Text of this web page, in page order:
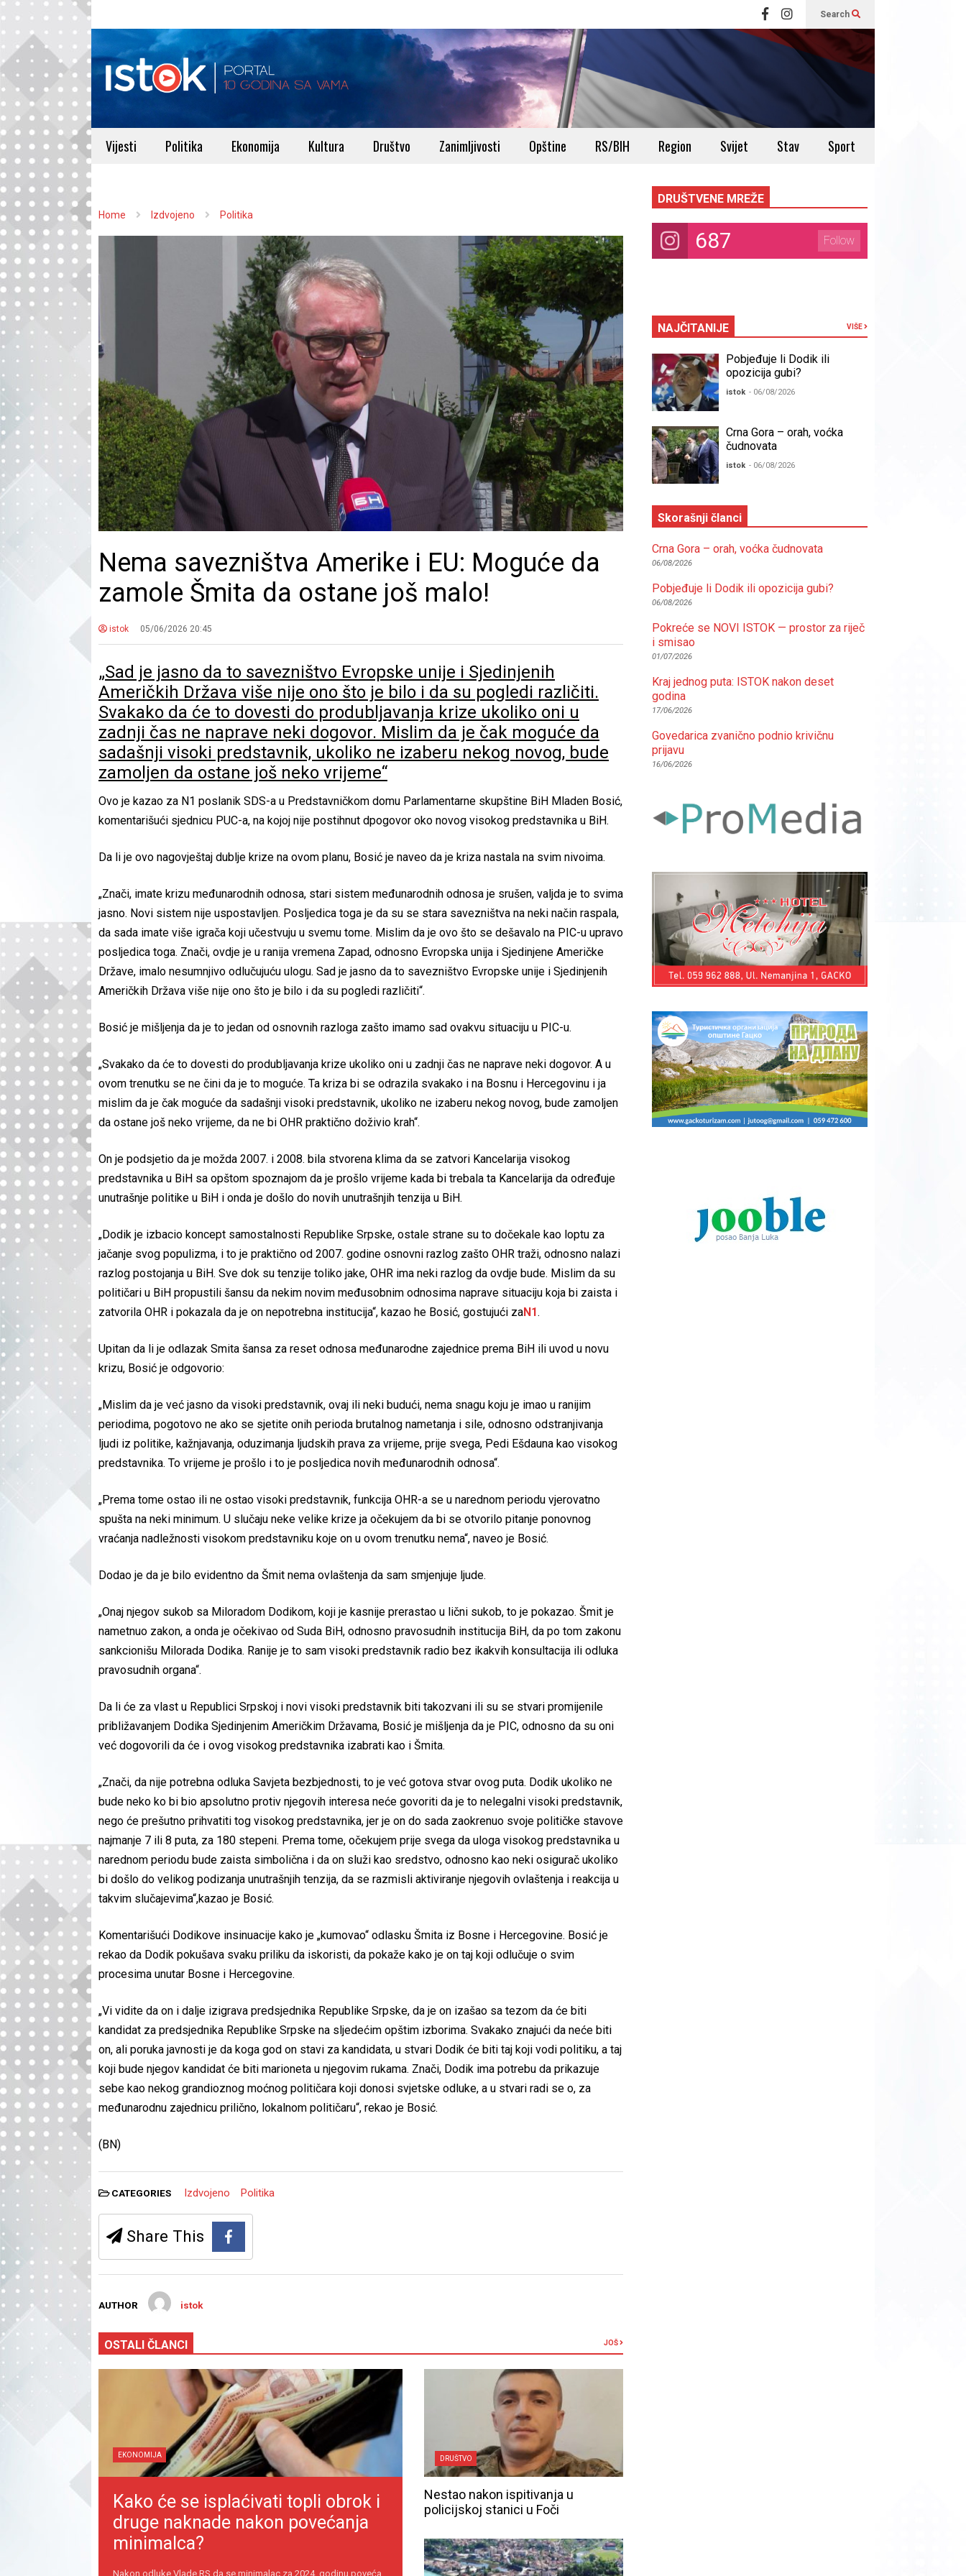
Search
Vijesti Politika Ekonomija Kultura Društvo Zanimljivosti Opštine RS/BIH Region Svijet Stav Sport
Home Izdvojeno Politika
Nema savezništva Amerike i EU: Moguće da
zamole Šmita da ostane još malo!
istok 05/06/2026 20:45
„Sad je jasno da to savezništvo Evropske unije i Sjedinjenih
Američkih Država više nije ono što je bilo i da su pogledi različiti.
Svakako da će to dovesti do produbljavanja krize ukoliko oni u
zadnji čas ne naprave neki dogovor. Mislim da je čak moguće da
sadašnji visoki predstavnik, ukoliko ne izaberu nekog novog, bude
zamoljen da ostane još neko vrijeme“
Ovo je kazao za N1 poslanik SDS-a u Predstavničkom domu Parlamentarne skupštine BiH Mladen Bosić,
komentarišući sjednicu PUC-a, na kojoj nije postihnut dpogovor oko novog visokog predstavnika u BiH.
Da li je ovo nagovještaj dublje krize na ovom planu, Bosić je naveo da je kriza nastala na svim nivoima.
„Znači, imate krizu međunarodnih odnosa, stari sistem međunarodnih odnosa je srušen, valjda je to svima
jasno. Novi sistem nije uspostavljen. Posljedica toga je da su se stara savezništva na neki način raspala,
da sada imate više igrača koji učestvuju u svemu tome. Mislim da je ovo što se dešavalo na PIC-u upravo
posljedica toga. Znači, ovdje je u ranija vremena Zapad, odnosno Evropska unija i Sjedinjene Američke
Države, imalo nesumnjivo odlučujuću ulogu. Sad je jasno da to savezništvo Evropske unije i Sjedinjenih
Američkih Država više nije ono što je bilo i da su pogledi različiti“.
Bosić je mišljenja da je to jedan od osnovnih razloga zašto imamo sad ovakvu situaciju u PIC-u.
„Svakako da će to dovesti do produbljavanja krize ukoliko oni u zadnji čas ne naprave neki dogovor. A u
ovom trenutku se ne čini da je to moguće. Ta kriza bi se odrazila svakako i na Bosnu i Hercegovinu i ja
mislim da je čak moguće da sadašnji visoki predstavnik, ukoliko ne izaberu nekog novog, bude zamoljen
da ostane još neko vrijeme, da ne bi OHR praktično doživio krah“.
On je podsjetio da je možda 2007. i 2008. bila stvorena klima da se zatvori Kancelarija visokog
predstavnika u BiH sa opštom spoznajom da je prošlo vrijeme kada bi trebala ta Kancelarija da određuje
unutrašnje politike u BiH i onda je došlo do novih unutrašnjih tenzija u BiH.
„Dodik je izbacio koncept samostalnosti Republike Srpske, ostale strane su to dočekale kao loptu za
jačanje svog populizma, i to je praktično od 2007. godine osnovni razlog zašto OHR traži, odnosno nalazi
razlog postojanja u BiH. Sve dok su tenzije toliko jake, OHR ima neki razlog da ovdje bude. Mislim da su
političari u BiH propustili šansu da nekim novim međusobnim odnosima naprave situaciju koja bi zaista i
zatvorila OHR i pokazala da je on nepotrebna institucija“, kazao he Bosić, gostujući zaN1.
Upitan da li je odlazak Smita šansa za reset odnosa međunarodne zajednice prema BiH ili uvod u novu
krizu, Bosić je odgovorio:
„Mislim da je već jasno da visoki predstavnik, ovaj ili neki budući, nema snagu koju je imao u ranijim
periodima, pogotovo ne ako se sjetite onih perioda brutalnog nametanja i sile, odnosno odstranjivanja
ljudi iz politike, kažnjavanja, oduzimanja ljudskih prava za vrijeme, prije svega, Pedi Ešdauna kao visokog
predstavnika. To vrijeme je prošlo i to je posljedica novih međunarodnih odnosa“.
„Prema tome ostao ili ne ostao visoki predstavnik, funkcija OHR-a se u narednom periodu vjerovatno
spušta na neki minimum. U slučaju neke velike krize ja očekujem da bi se otvorilo pitanje ponovnog
vraćanja nadležnosti visokom predstavniku koje on u ovom trenutku nema“, naveo je Bosić.
Dodao je da je bilo evidentno da Šmit nema ovlaštenja da sam smjenjuje ljude.
„Onaj njegov sukob sa Miloradom Dodikom, koji je kasnije prerastao u lični sukob, to je pokazao. Šmit je
nametnuo zakon, a onda je očekivao od Suda BiH, odnosno pravosudnih institucija BiH, da po tom zakonu
sankcionišu Milorada Dodika. Ranije je to sam visoki predstavnik radio bez ikakvih konsultacija ili odluka
pravosudnih organa“.
Da li će za vlast u Republici Srpskoj i novi visoki predstavnik biti takozvani ili su se stvari promijenile
približavanjem Dodika Sjedinjenim Američkim Državama, Bosić je mišljenja da je PIC, odnosno da su oni
već dogovorili da će i ovog visokog predstavnika izabrati kao i Šmita.
„Znači, da nije potrebna odluka Savjeta bezbjednosti, to je već gotova stvar ovog puta. Dodik ukoliko ne
bude neko ko bi bio apsolutno protiv njegovih interesa neće govoriti da je to nelegalni visoki predstavnik,
nego će prešutno prihvatiti tog visokog predstavnika, jer je on do sada zaokrenuo svoje političke stavove
najmanje 7 ili 8 puta, za 180 stepeni. Prema tome, očekujem prije svega da uloga visokog predstavnika u
narednom periodu bude zaista simbolična i da on služi kao sredstvo, odnosno kao neki osigurač ukoliko
bi došlo do velikog podizanja unutrašnjih tenzija, da se razmisli aktiviranje njegovih ovlaštenja i reakcija u
takvim slučajevima“,kazao je Bosić.
Komentarišući Dodikove insinuacije kako je „kumovao“ odlasku Šmita iz Bosne i Hercegovine. Bosić je
rekao da Dodik pokušava svaku priliku da iskoristi, da pokaže kako je on taj koji odlučuje o svim
procesima unutar Bosne i Hercegovine.
„Vi vidite da on i dalje izigrava predsjednika Republike Srpske, da je on izašao sa tezom da će biti
kandidat za predsjednika Republike Srpske na sljedećim opštim izborima. Svakako znajući da neće biti
on, ali poruka javnosti je da koga god on stavi za kandidata, u stvari Dodik će biti taj koji vodi politiku, a taj
koji bude njegov kandidat će biti marioneta u njegovim rukama. Znači, Dodik ima potrebu da prikazuje
sebe kao nekog grandioznog moćnog političara koji donosi svjetske odluke, a u stvari radi se o, za
međunarodnu zajednicu prilično, lokalnom političaru“, rekao je Bosić.
(BN)
CATEGORIES Izdvojeno Politika
Share This
AUTHOR istok
OSTALI ČLANCI JOŠ
EKONOMIJA
Kako će se isplaćivati topli obrok i
druge naknade nakon povećanja
minimalca?
Nakon odluke Vlade RS da se minimalac za 2024. godinu poveća
DRUŠTVO
Nestao nakon ispitivanja u
policijskoj stanici u Foči
DRUŠTVENE MREŽE
687 Follow
NAJČITANIJE VIŠE
Pobjeđuje li Dodik ili
opozicija gubi?
istok - 06/08/2026
Crna Gora – orah, voćka
čudnovata
istok - 06/08/2026
Skorašnji članci
Crna Gora – orah, voćka čudnovata
06/08/2026
Pobjeđuje li Dodik ili opozicija gubi?
06/08/2026
Pokreće se NOVI ISTOK — prostor za riječ
i smisao
01/07/2026
Kraj jednog puta: ISTOK nakon deset
godina
17/06/2026
Govedarica zvanično podnio krivičnu
prijavu
16/06/2026